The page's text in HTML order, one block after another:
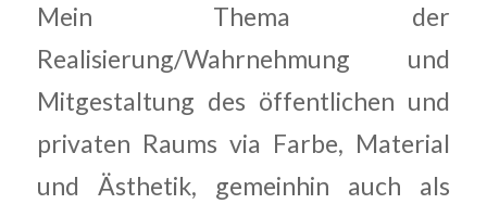
Mein Thema der
Realisierung/Wahrnehmung und
Mitgestaltung des öffentlichen und
privaten Raums via Farbe, Material
und Ästhetik, gemeinhin auch als